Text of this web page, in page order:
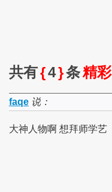
共有{4}条精彩
faqe说：
大神人物啊 想拜师学艺